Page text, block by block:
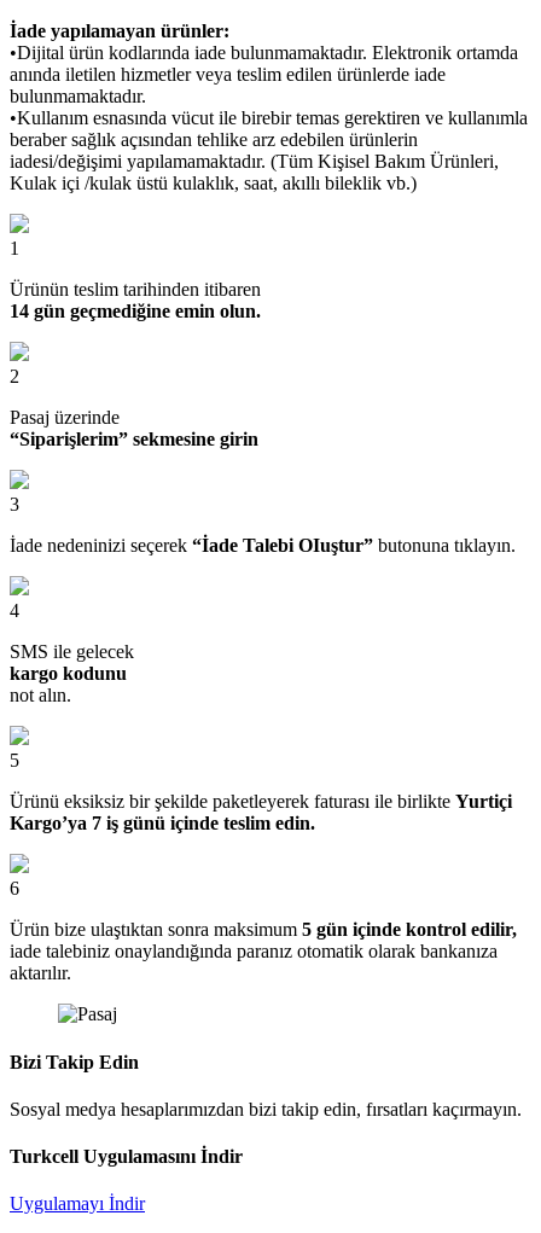
İade yapılamayan ürünler:
•Dijital ürün kodlarında iade bulunmamaktadır. Elektronik ortamda
anında iletilen hizmetler veya teslim edilen ürünlerde iade
bulunmamaktadır.
•Kullanım esnasında vücut ile birebir temas gerektiren ve kullanımla
beraber sağlık açısından tehlike arz edebilen ürünlerin
iadesi/değişimi yapılamamaktadır. (Tüm Kişisel Bakım Ürünleri,
Kulak içi /kulak üstü kulaklık, saat, akıllı bileklik vb.)
1
Ürünün teslim tarihinden itibaren
14 gün geçmediğine emin olun.
2
Pasaj üzerinde
“Siparişlerim” sekmesine girin
3
İade nedeninizi seçerek “İade Talebi OIuştur” butonuna tıklayın.
4
SMS ile gelecek
kargo kodunu
not alın.
5
Ürünü eksiksiz bir şekilde paketleyerek faturası ile birlikte Yurtiçi
Kargo’ya 7 iş günü içinde teslim edin.
6
Ürün bize ulaştıktan sonra maksimum 5 gün içinde kontrol edilir,
iade talebiniz onaylandığında paranız otomatik olarak bankanıza
aktarılır.
Bizi Takip Edin
Sosyal medya hesaplarımızdan bizi takip edin, fırsatları kaçırmayın.
Turkcell Uygulamasını İndir
Uygulamayı İndir